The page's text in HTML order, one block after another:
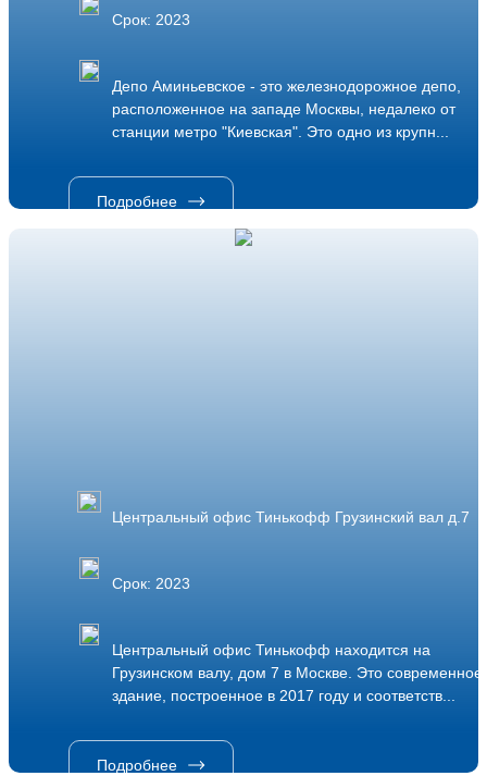
Срок: 2023
Депо Аминьевское - это железнодорожное депо,
расположенное на западе Москвы, недалеко от
станции метро "Киевская". Это одно из крупн...
Подробнее
Центральный офис Тинькофф Грузинский вал д.7
Срок: 2023
Центральный офис Тинькофф находится на
Грузинском валу, дом 7 в Москве. Это современное
здание, построенное в 2017 году и соответств...
Подробнее